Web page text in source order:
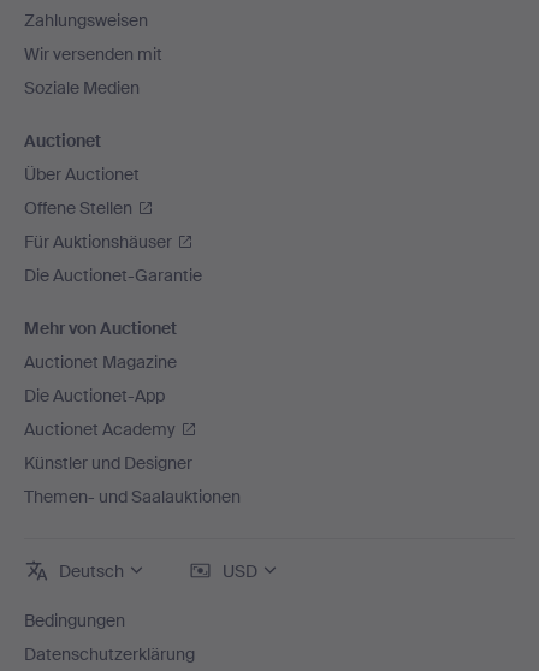
Zahlungsweisen
Wir versenden mit
Soziale Medien
Auctionet
Über Auctionet
Offene Stellen
Für Auktionshäuser
Die Auctionet-Garantie
Mehr von Auctionet
Auctionet Magazine
Die Auctionet-App
Auctionet Academy
Künstler und Designer
Themen- und Saalauktionen
Deutsch USD
Bedingungen
Datenschutzerklärung